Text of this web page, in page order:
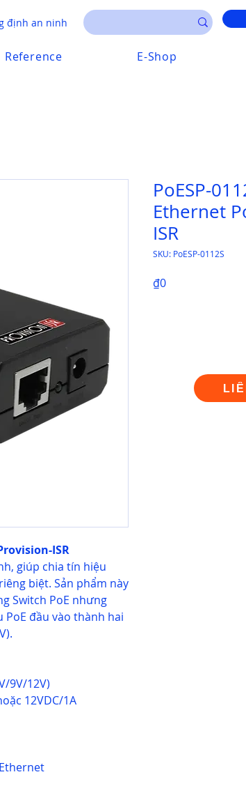
định an ninh
Reference E-Shop
ISR
giúp chia tín hiệu
biệt. Sản phẩm này
Switch PoE nhưng
PoE đầu vào thành hai
9V/12V)
12VDC/1A
PoESP-
Ethernet
ISR
SKU: PoESP-0112S
₫0Price